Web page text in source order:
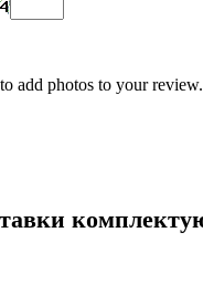
add photos to your review.